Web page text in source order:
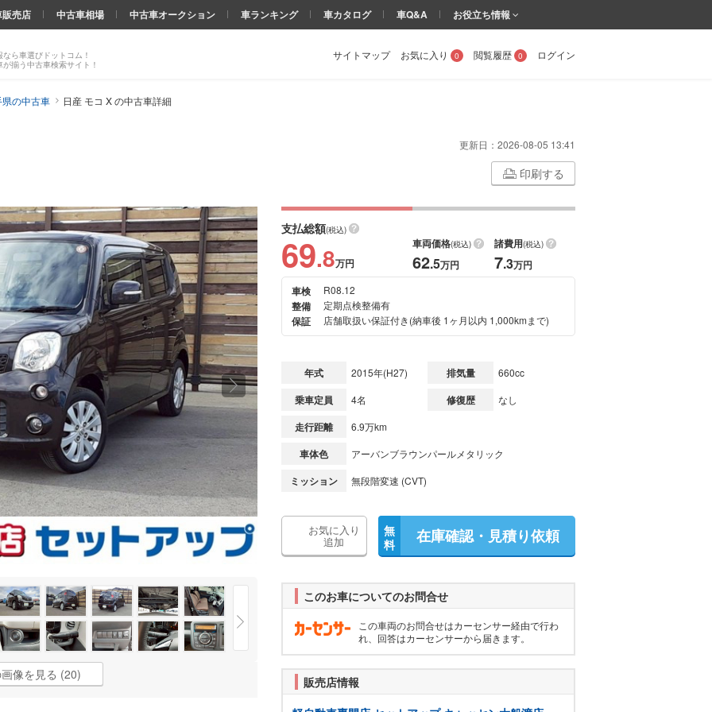
ら車選びドットコム！
揃う中古車検索サイト！
サイトマップ お気に入り 0 閲覧履歴 0 ログイン
売店 中古車相場 中古車オークション 車ランキング 車カタログ 車Q&A お役立ち情報
の中古車 日産 モコ X の中古車詳細
更新日： 2026-08-05 13:41
印刷する
次の
画像
像を見る (20)
支払総額(税込)
69.8万円
車両価格(税込)
62.5万円
諸費用(税込)
7.3万円
車検
R08.12
整備 定期点検整備有
保証 店舗取扱い保証付き(納車後 1ヶ月以内 1,000kmまで)
年式 2015年(H27) 排気量 660cc
乗車定員 4名 修復歴 なし
走行距離 6.9万km
車体色 アーバンブラウンパールメタリック
ミッション 無段階変速 (CVT)
お気に入り
追加
無
料
在庫確認・見積り依頼
このお車についてのお問合せ
この車両のお問合せはカーセンサー経由で行わ
れ、回答はカーセンサーから届きます。
販売店情報